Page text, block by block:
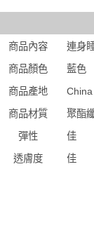
商品內容
連身
商品顏色
藍色
商品產地
China
商品材質
聚酯
彈性
佳
透膚度
佳